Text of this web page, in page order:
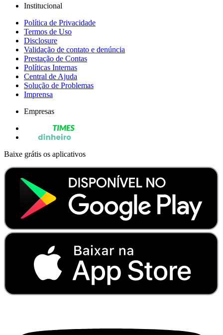
Institucional
Política de Privacidade
Termos de Uso
Disclosure
Validação de contato e denúncia
Prestação de Contas
Políticas Internas
Central de Ajuda
Solução de Problemas
Imprensa
Empresas
Baixe grátis os aplicativos